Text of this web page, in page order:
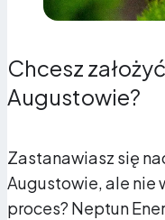
Chcesz
Augustowie?
Zastanawiasz się
Augustowie, ale nie
proces? Neptun